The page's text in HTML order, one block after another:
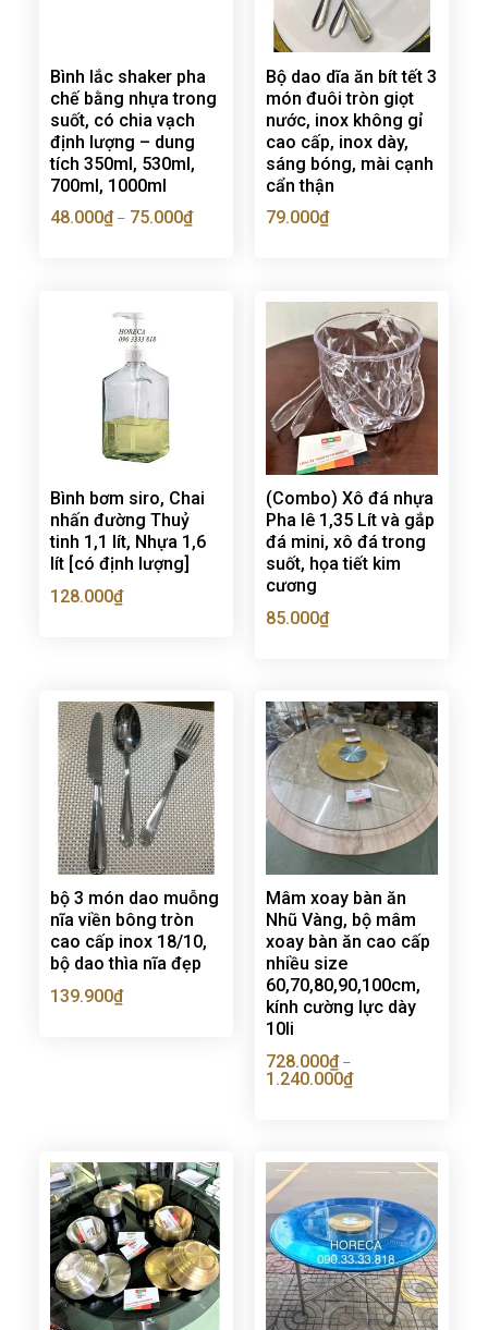
Bình lắc shaker pha
chế bằng nhựa trong
suốt, có chia vạch
định lượng – dung
tích 350ml, 530ml,
700ml, 1000ml
48.000₫– 75.000₫
Bộ dao dĩa ăn bít tết 3
món đuôi tròn giọt
nước, inox không gỉ
cao cấp, inox dày,
sáng bóng, mài cạnh
cẩn thận
79.000₫
Bình bơm siro, Chai
nhấn đường Thuỷ
tinh 1,1 lít, Nhựa 1,6
lít [có định lượng]
128.000₫
(Combo) Xô đá nhựa
Pha lê 1,35 Lít và gắp
đá mini, xô đá trong
suốt, họa tiết kim
cương
85.000₫
bộ 3 món dao muỗng
nĩa viền bông tròn
cao cấp inox 18/10,
bộ dao thìa nĩa đẹp
139.900₫
Mâm xoay bàn ăn
Nhũ Vàng, bộ mâm
xoay bàn ăn cao cấp
nhiều size
60,70,80,90,100cm,
kính cường lực dày
10li
728.000₫–
1.240.000₫